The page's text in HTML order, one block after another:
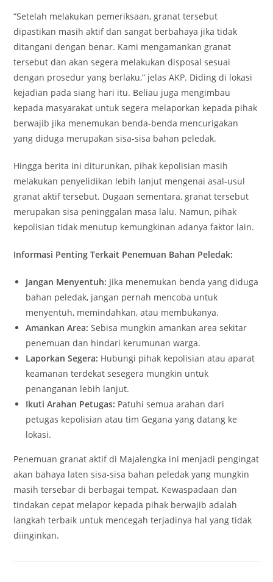
“Setelah melakukan pemeriksaan, granat tersebut
dipastikan masih aktif dan sangat berbahaya jika tidak
ditangani dengan benar. Kami mengamankan granat
tersebut dan akan segera melakukan disposal sesuai
dengan prosedur yang berlaku,” jelas AKP. Diding di lokasi
kejadian pada siang hari itu. Beliau juga mengimbau
kepada masyarakat untuk segera melaporkan kepada pihak
berwajib jika menemukan benda-benda mencurigakan
yang diduga merupakan sisa-sisa bahan peledak.
Hingga berita ini diturunkan, pihak kepolisian masih
melakukan penyelidikan lebih lanjut mengenai asal-usul
granat aktif tersebut. Dugaan sementara, granat tersebut
merupakan sisa peninggalan masa lalu. Namun, pihak
kepolisian tidak menutup kemungkinan adanya faktor lain.
Informasi Penting Terkait Penemuan Bahan Peledak:
Jangan Menyentuh: Jika menemukan benda yang diduga
bahan peledak, jangan pernah mencoba untuk
menyentuh, memindahkan, atau membukanya.
Amankan Area: Sebisa mungkin amankan area sekitar
penemuan dan hindari kerumunan warga.
Laporkan Segera: Hubungi pihak kepolisian atau aparat
keamanan terdekat sesegera mungkin untuk
penanganan lebih lanjut.
Ikuti Arahan Petugas: Patuhi semua arahan dari
petugas kepolisian atau tim Gegana yang datang ke
lokasi.
Penemuan granat aktif di Majalengka ini menjadi pengingat
akan bahaya laten sisa-sisa bahan peledak yang mungkin
masih tersebar di berbagai tempat. Kewaspadaan dan
tindakan cepat melapor kepada pihak berwajib adalah
langkah terbaik untuk mencegah terjadinya hal yang tidak
diinginkan.